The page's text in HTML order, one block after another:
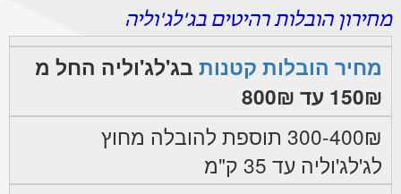
מחירון הובלות רהיטים בג'לג'וליה
מחיר הובלות קטנות בג'לג'וליה החל מ
150₪ עד 800₪
300-400₪ תוספת להובלה מחוץ
לג'לג'וליה עד 35 ק"מ